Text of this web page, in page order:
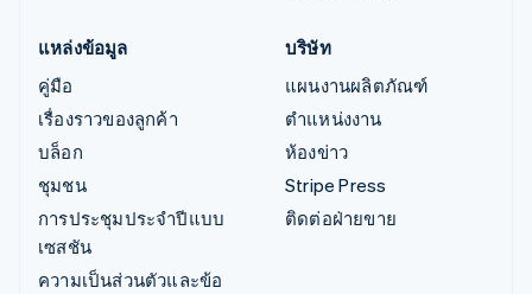
แหล่งข้อมูล
คู่มือ
เรื่องราวของลูกค้า
บล็อก
ชุมชน
การประชุมประจำปีแบบ
เซสชัน
ความเป็นส่วนตัวและข้อ
บริษัท
แผนงานผลิตภัณฑ์
ตำแหน่งงาน
ห้องข่าว
Stripe Press
ติดต่อฝ่ายขาย